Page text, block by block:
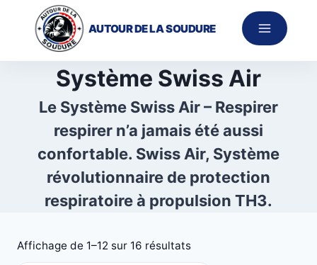
contenu
AUTOUR DE LA SOUDURE
Système Swiss Air
Le Système Swiss Air – Respirer
respirer n’a jamais été aussi
confortable. Swiss Air, Système
révolutionnaire de protection
respiratoire à propulsion TH3.
Affichage de 1–12 sur 16 résultats